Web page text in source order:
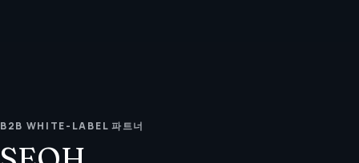
B2B WHITE-LABEL 파트너